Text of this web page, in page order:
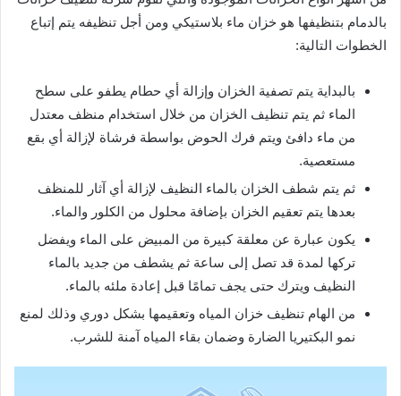
بالدمام بتنظيفها هو خزان ماء بلاستيكي ومن أجل تنظيفه يتم إتباع
الخطوات التالية:
بالبداية يتم تصفية الخزان وإزالة أي حطام يطفو على سطح
الماء ثم يتم تنظيف الخزان من خلال استخدام منظف معتدل
من ماء دافئ ويتم فرك الحوض بواسطة فرشاة لإزالة أي بقع
مستعصية.
ثم يتم شطف الخزان بالماء النظيف لإزالة أي آثار للمنظف
بعدها يتم تعقيم الخزان بإضافة محلول من الكلور والماء.
يكون عبارة عن معلقة كبيرة من المبيض على الماء ويفضل
تركها لمدة قد تصل إلى ساعة ثم يشطف من جديد بالماء
النظيف ويترك حتى يجف تمامًا قبل إعادة ملئه بالماء.
من الهام تنظيف خزان المياه وتعقيمها بشكل دوري وذلك لمنع
نمو البكتيريا الضارة وضمان بقاء المياه آمنة للشرب.